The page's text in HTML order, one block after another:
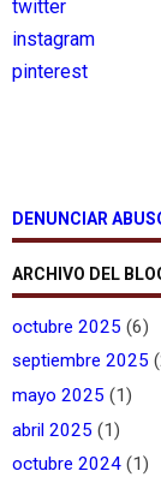
twitter
instagram
pinterest
DENUNCIAR
ARCHIVO DEL
octubre 2025 (6)
septiembre 2025
mayo 2025 (1)
abril 2025 (1)
octubre 2024 (1)